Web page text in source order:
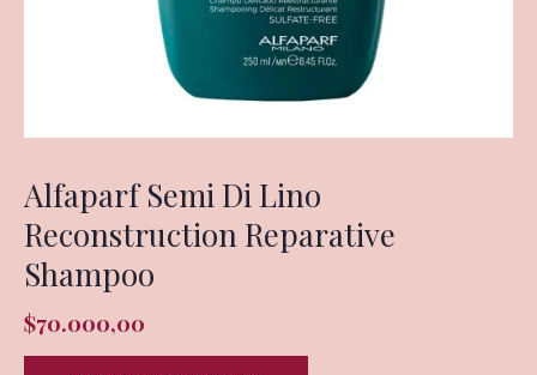
Alfaparf Semi Di Lino
Reconstruction Reparative
Shampoo
$70.000,00